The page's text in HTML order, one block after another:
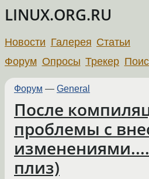
LINUX.ORG.RU
Новости Галерея Статьи
Форум Опросы Трекер
Форум — General
После
проблемы с
плиз)